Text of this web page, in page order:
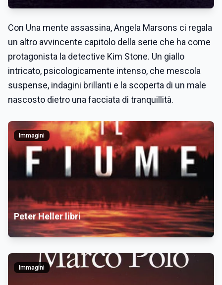
Con Una mente assassina, Angela Marsons ci regala
un altro avvincente capitolo della serie che ha come
protagonista la detective Kim Stone. Un giallo
intricato, psicologicamente intenso, che mescola
suspense, indagini brillanti e la scoperta di un male
nascosto dietro una facciata di tranquillità.
Immagini
Peter Heller libri
Immagini